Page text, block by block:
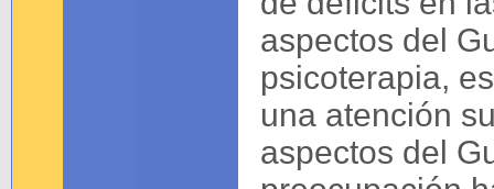
aspectos del
psicoterapia,
una atención
aspectos del